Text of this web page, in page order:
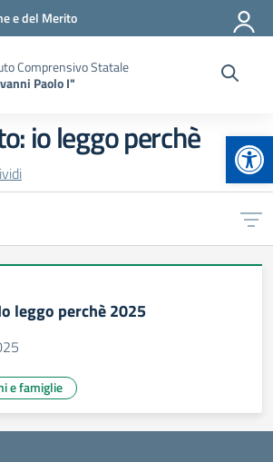
e del Merito
Comprensivo Statale
Paolo I"
io leggo perchè
leggo perchè 2025
e famiglie